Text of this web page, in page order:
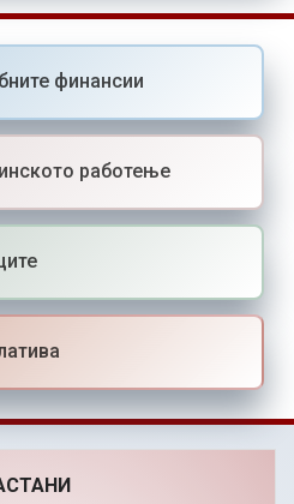
финансии
работење